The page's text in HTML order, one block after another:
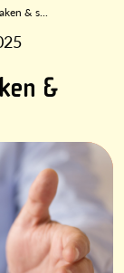
& s...
&